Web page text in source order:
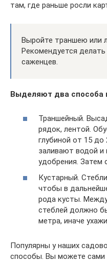
там, где раньше росли
Выройте траншею или
Рекомендуется
саженцев.
Выделяют два способа
Траншейный.
рядок, лентой.
глубиной от 15 до
заливают водой и
удобрения. Затем
Кустарный.
чтобы в
рода кусты.
стеблей должно
метра, иначе
Популярны у наших
способы. Вы можете сами